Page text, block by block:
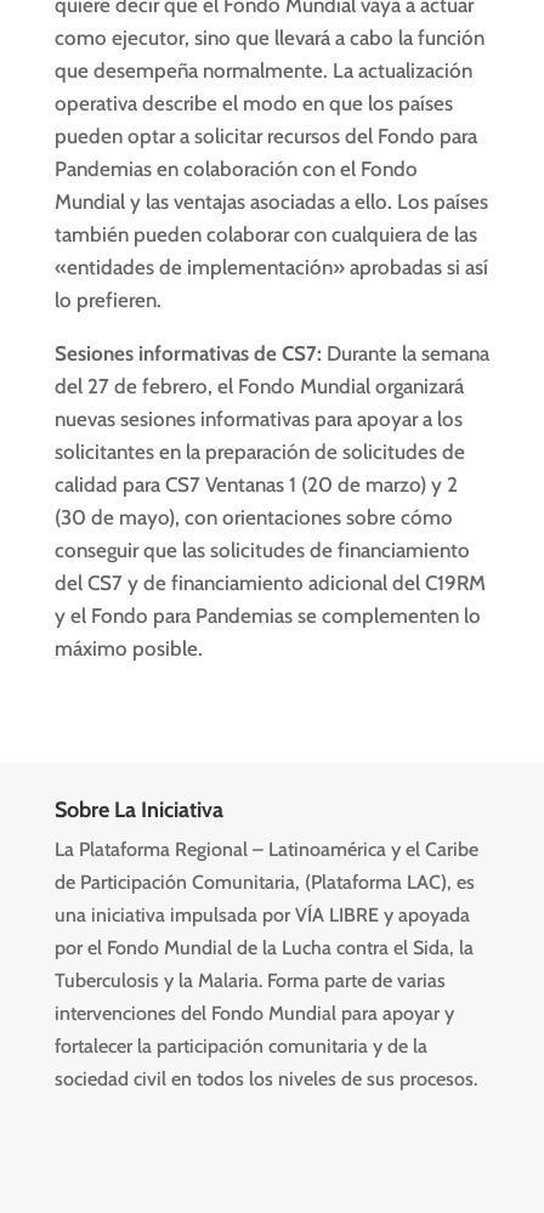
quiere decir que el Fondo Mundial vaya a actuar
como ejecutor, sino que llevará a cabo la función
que desempeña normalmente. La actualización
operativa describe el modo en que los países
pueden optar a solicitar recursos del Fondo para
Pandemias en colaboración con el Fondo
Mundial y las ventajas asociadas a ello. Los países
también pueden colaborar con cualquiera de las
«entidades de implementación» aprobadas si así
lo prefieren.
Sesiones informativas de CS7: Durante la semana
del 27 de febrero, el Fondo Mundial organizará
nuevas sesiones informativas para apoyar a los
solicitantes en la preparación de solicitudes de
calidad para CS7 Ventanas 1 (20 de marzo) y 2
(30 de mayo), con orientaciones sobre cómo
conseguir que las solicitudes de financiamiento
del CS7 y de financiamiento adicional del C19RM
y el Fondo para Pandemias se complementen lo
máximo posible.
Sobre La Iniciativa
La Plataforma Regional – Latinoamérica y el Caribe
de Participación Comunitaria, (Plataforma LAC), es
una iniciativa impulsada por VÍA LIBRE y apoyada
por el Fondo Mundial de la Lucha contra el Sida, la
Tuberculosis y la Malaria. Forma parte de varias
intervenciones del Fondo Mundial para apoyar y
fortalecer la participación comunitaria y de la
sociedad civil en todos los niveles de sus procesos.